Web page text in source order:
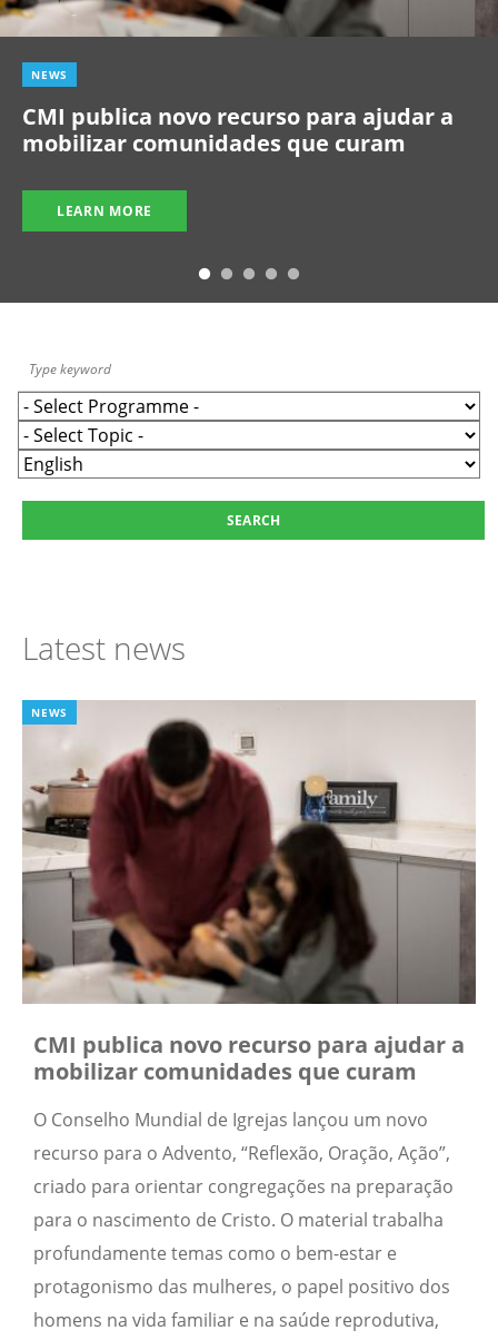
NEWS
CMI publica novo recurso para ajudar a
mobilizar comunidades que curam
LEARN MORE
Latest news
NEWS
CMI publica novo recurso para ajudar a
mobilizar comunidades que curam
O Conselho Mundial de Igrejas lançou um novo
recurso para o Advento, “Reflexão, Oração, Ação”,
criado para orientar congregações na preparação
para o nascimento de Cristo. O material trabalha
profundamente temas como o bem-estar e
protagonismo das mulheres, o papel positivo dos
homens na vida familiar e na saúde reprodutiva,